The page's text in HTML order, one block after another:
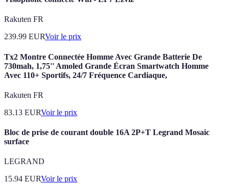
Rakuten FR
239.99 EURVoir le prix
Tx2 Montre Connectée Homme Avec Grande Batterie De
730mah, 1,75'' Amoled Grande Écran Smartwatch Homme
Avec 110+ Sportifs, 24/7 Fréquence Cardiaque,
Rakuten FR
83.13 EURVoir le prix
Bloc de prise de courant double 16A 2P+T Legrand Mosaic
surface
LEGRAND
15.94 EURVoir le prix